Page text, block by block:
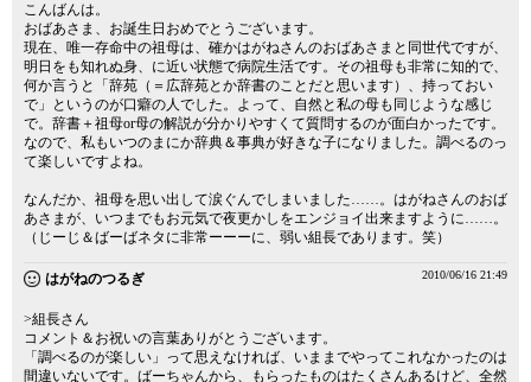
こんばんは。
おばあさま、お誕生日おめでとうございます。
現在、唯一存命中の祖母は、確かはがねさんのおばあさまと同世代ですが、
明日をも知れぬ身、に近い状態で病院生活です。その祖母も非常に知的で、
何か言うと「辞苑（＝広辞苑とか辞書のことだと思います）、持っておい
で」というのが口癖の人でした。よって、自然と私の母も同じような感じ
で。辞書＋祖母or母の解説が分かりやすくて質問するのが面白かったです。
なので、私もいつのまにか辞典＆事典が好きな子になりました。調べるのっ
て楽しいですよね。
なんだか、祖母を思い出して涙ぐんでしまいました……。はがねさんのおば
あさまが、いつまでもお元気で夜更かしをエンジョイ出来ますように……。
（じーじ＆ばーばネタに非常ーーーに、弱い組長であります。笑）
はがねのつるぎ 2010/06/16 21:49
>組長さん
コメント＆お祝いの言葉ありがとうございます。
「調べるのが楽しい」って思えなければ、いままでやってこれなかったのは
間違いないです。ばーちゃんから、もらったものはたくさんあるけど、全然